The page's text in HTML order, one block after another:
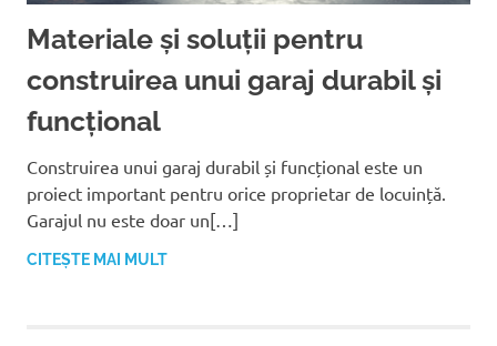
Materiale și soluții pentru
construirea unui garaj durabil și
funcțional
Construirea unui garaj durabil și funcțional este un
proiect important pentru orice proprietar de locuință.
Garajul nu este doar un[…]
CITEȘTE MAI MULT